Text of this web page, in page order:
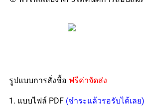
รูปแบบการสั่งชื้อ ฟรีค่าจัดส่ง
1. แบบไฟล์ PDF (ชำระแล้วรอรับได้เลย)